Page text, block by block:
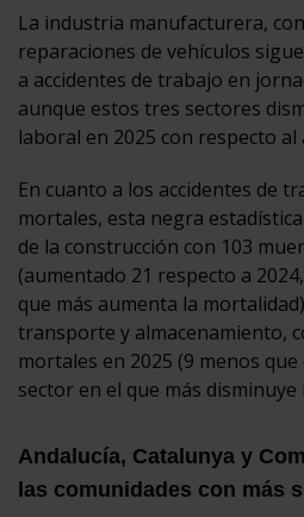
La industria manufacturera,
reparaciones de vehículos
a accidentes de trabajo en
aunque estos tres sectores
laboral en 2025 con respecto al
En cuanto a los accidentes de
mortales, esta negra
de la construcción con 103
(aumentado 21 respecto a
que más aumenta la
transporte y almacenamiento,
mortales en 2025 (9 menos
sector en el que más disminuye
Andalucía, Catalunya y
las comunidades con más